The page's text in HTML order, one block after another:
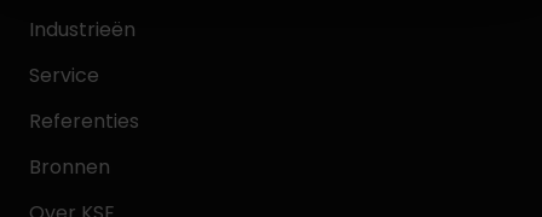
Industrieën
Service
Referenties
Bronnen